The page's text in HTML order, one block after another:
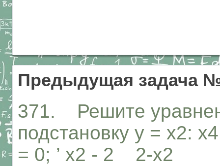
Предыдущая задача
371. Решите
подстановку у =
= 0; ’ х2 - 2 2-х2